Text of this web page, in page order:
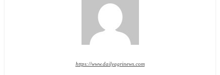
https://www.dailyagrinews.com